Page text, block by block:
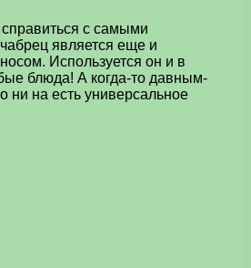
с самыми
является еще и
Используется он и в
блюда! А когда-то давным-
ни на есть универсальное